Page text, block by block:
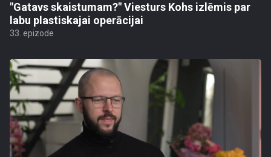
"Gatavs skaistumam?" Viesturs Kohs izlēmis par
labu plastiskajai operācijai
33. epizode